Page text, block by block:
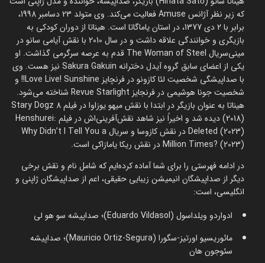
که زیر نظر آژانس Amuse فعالیت می‌کند. وی متولد 23 دسامبر 1998،
برابر با 2 دی 1377، در استان یاماگاتا است. هیناتا از دوران کودکی به
بازیگری و خوانندگی علاقه داشت و در سال 2010 با نقش آیامی سانو در
مینی‌سریال The Woman of Steel قدم به عرصه سرگرمی گذاشت. او
یکی از اعضای سابق گروه آیدل دخترانه Sakura Gakuin نیز هست. وی
با صداپیشگی شخصیت لئا کازونو در فرنچایز Love Live! Sunshine!! و
شخصیت جونا هوشیمی در فرنجایز Revue Starlight شناخته می‌شود.
هیناتا به عنوان بازیگر در ابتدا با نقش میهو یوزاوا در فیلم Stary Dogz 8
(2018) دیده شد و اخیراً نیز شاهد نقش‌آفرینی‌اش در فیلم Henshurei:
Deleted (2023) در نقش کازوسا و سریال Why Didn’t I Tell You a
Million Times? (2023) در نقش ریکا یامازاکی است.
در ادامه فهرستی را برای شما آماده کرده‌ایم که شامل نام و نقش برخی
دیگر از صداپیشگان انیمیشن زیبایی حقیقی، اعم از صداپیشگان ژاپنی و
انگلیسی، است:
ادواردو ویلداسول (Eduardo Vildasol)؛ صداپیشه سو هو لی
مائوریسیو اورتیز-سگورا (Mauricio Ortiz-Segura)؛ صداپیشه
سئوجون هان